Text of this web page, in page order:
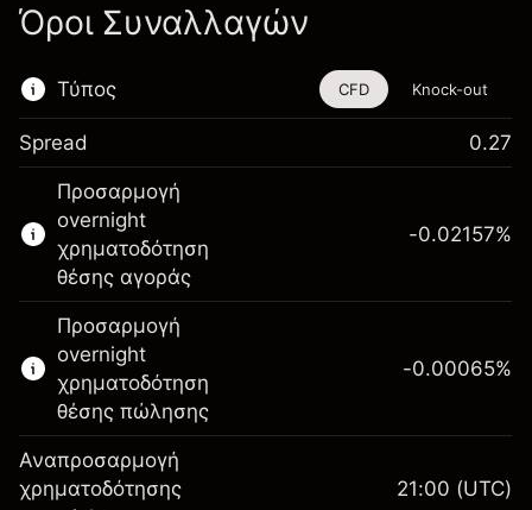
Όροι Συναλλαγών
Τύπος
Αυτό το χρηματοοικονομικό εργαλείο είναι
διαθέσιμο για διαπραγμάτευση μέσω CFDs
και Knock-outs.
Μάθετε περισσότερα σχετικά με:
CFDs
Knock-outs
CFD Knock-out
Spread 0.27
Προσαρμογή
overnight
χρηματοδότηση
θέσης αγοράς
Περιθώριο. Η επένδυσή
$1,000.00
-0.02157%
Προσαρμογή
overnight
χρηματοδότηση
θέσης πώλησης
-0.00065%
Αναπροσαρμογή
χρηματοδότησης
21:00 (UTC)